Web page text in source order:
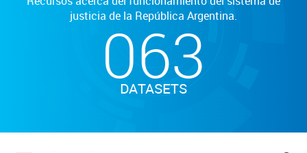
justicia de la República Argentina.
063
DATASETS